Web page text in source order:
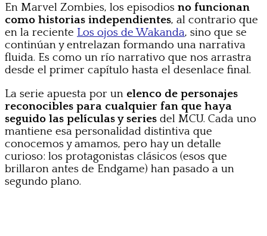
En Marvel Zombies, los episodios no funcionan
como historias independientes, al contrario que
en la reciente Los ojos de Wakanda, sino que se
continúan y entrelazan formando una narrativa
fluida. Es como un río narrativo que nos arrastra
desde el primer capítulo hasta el desenlace final.
La serie apuesta por un elenco de personajes
reconocibles para cualquier fan que haya
seguido las películas y series del MCU. Cada uno
mantiene esa personalidad distintiva que
conocemos y amamos, pero hay un detalle
curioso: los protagonistas clásicos (esos que
brillaron antes de Endgame) han pasado a un
segundo plano.